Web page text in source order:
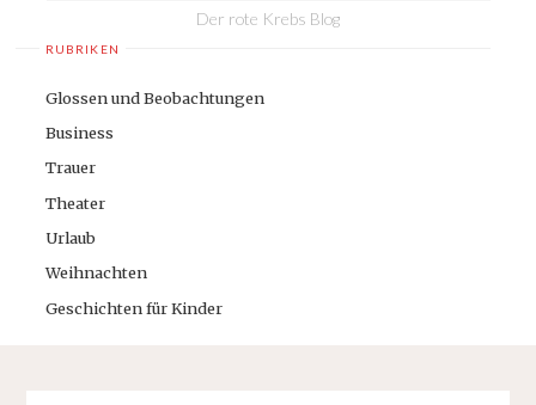
Der rote Krebs Blog
RUBRIKEN
Glossen und Beobachtungen
Business
Trauer
Theater
Urlaub
Weihnachten
Geschichten für Kinder